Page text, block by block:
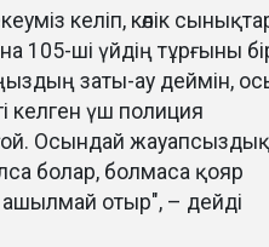
келіп, көлік
105-ші үйдің тұрғыны
заты-ау деймін,
келген үш полиция
Осындай
болар, болмаса қояр
отыр", – дейді